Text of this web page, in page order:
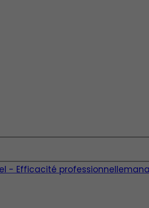
- Efficacité professionnelle